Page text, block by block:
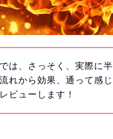
では、さっそく、実際に
流れから効果、通って感
レビューします！